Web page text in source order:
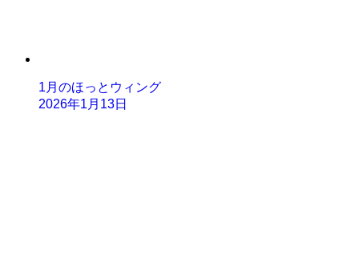
1月のほっとウィング
2026年1月13日